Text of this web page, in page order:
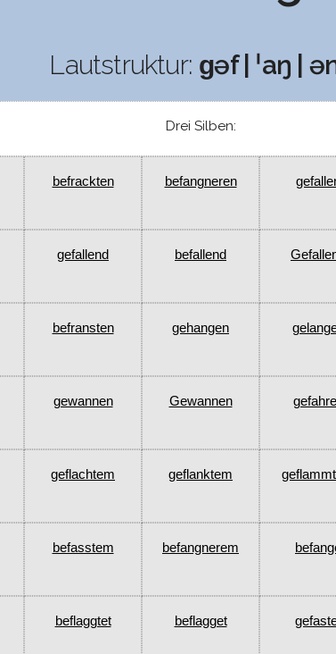
Lautstruktur: ɡəf | ˈaŋ | ən
Drei Silben:
befrackten befangneren
gefallend befallend
befransten gehangen
gewannen Gewannen
geflachtem geflanktem
befasstem befangnerem
beflaggtet beflagget